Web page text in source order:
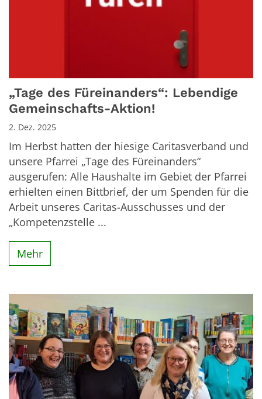
„Tage des Füreinanders“: Lebendige
Gemeinschafts-Aktion!
2. Dez. 2025
Im Herbst hatten der hiesige Caritasverband und
unsere Pfarrei „Tage des Füreinanders“
ausgerufen: Alle Haushalte im Gebiet der Pfarrei
erhielten einen Bittbrief, der um Spenden für die
Arbeit unseres Caritas-Ausschusses und der
„Kompetenzstelle ...
Mehr